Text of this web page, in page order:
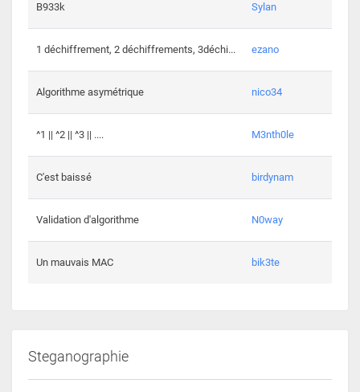
B933k Sylan
1 déchiffrement, 2 déchiffrements, 3déchi... ezano
Algorithme asymétrique nico34
^1 || ^2 || ^3 || .... M3nth0le
C'est baissé birdynam
Validation d'algorithme N0way
Un mauvais MAC bik3te
Steganographie